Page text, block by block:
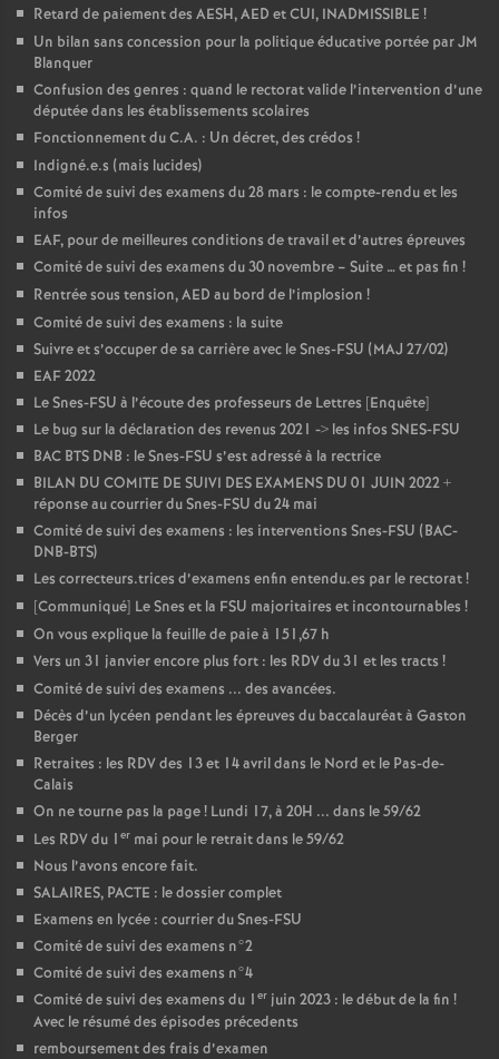
Retard de paiement des AESH, AED et CUI, INADMISSIBLE !
Un bilan sans concession pour la politique éducative portée par JM
Blanquer
Confusion des genres : quand le rectorat valide l’intervention d’une
députée dans les établissements scolaires
Fonctionnement du C.A. : Un décret, des crédos !
Indigné.e.s (mais lucides)
Comité de suivi des examens du 28 mars : le compte-rendu et les
infos
EAF, pour de meilleures conditions de travail et d’autres épreuves
Comité de suivi des examens du 30 novembre – Suite … et pas fin !
Rentrée sous tension, AED au bord de l’implosion !
Comité de suivi des examens : la suite
Suivre et s’occuper de sa carrière avec le Snes-FSU (MAJ 27/02)
EAF 2022
Le Snes-FSU à l’écoute des professeurs de Lettres [Enquête]
Le bug sur la déclaration des revenus 2021 -> les infos SNES-FSU
BAC BTS DNB : le Snes-FSU s’est adressé à la rectrice
BILAN DU COMITE DE SUIVI DES EXAMENS DU 01 JUIN 2022 +
réponse au courrier du Snes-FSU du 24 mai
Comité de suivi des examens : les interventions Snes-FSU (BAC-
DNB-BTS)
Les correcteurs.trices d’examens enfin entendu.es par le rectorat!
[Communiqué] Le Snes et la FSU majoritaires et incontournables !
On vous explique la feuille de paie à 151,67 h
Vers un 31 janvier encore plus fort : les RDV du 31 et les tracts !
Comité de suivi des examens ... des avancées.
Décès d’un lycéen pendant les épreuves du baccalauréat à Gaston
Berger
Retraites : les RDV des 13 et 14 avril dans le Nord et le Pas-de-
Calais
On ne tourne pas la page! Lundi 17, à 20H ... dans le 59/62
Les RDV du 1 er mai pour le retrait dans le 59/62
Nous l’avons encore fait.
SALAIRES, PACTE : le dossier complet
Examens en lycée : courrier du Snes-FSU
Comité de suivi des examens n°2
Comité de suivi des examens n°4
Comité de suivi des examens du 1 er juin 2023 : le début de la fin !
Avec le résumé des épisodes précedents
remboursement des frais d’examen